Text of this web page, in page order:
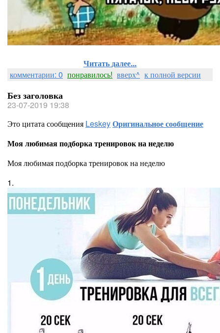
Читать далее...
комментарии: 0 понравилось! вверх^ к полной версии
Без заголовка
23-07-2019 19:38
Это цитата сообщения LeskeyОригинальное сообщение
Моя любимая подборка тренировок на неделю
Моя любимая подборка тренировок на неделю
1.